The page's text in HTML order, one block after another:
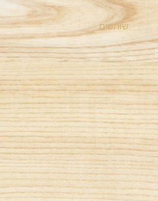
שותפים